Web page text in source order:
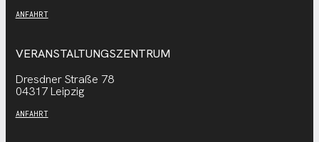
ANFAHRT
VERANSTALTUNGSZENTRUM
Dresdner Straße 78
04317 Leipzig
ANFAHRT